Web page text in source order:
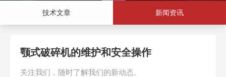
技术文章 新闻资讯
颚式破碎机的维护和安全操作
关注我们，随时了解我们的新动态。